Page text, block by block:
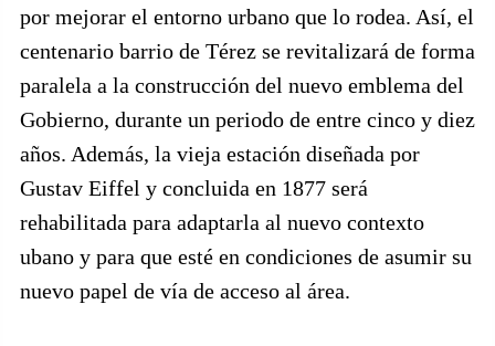
por mejorar el entorno urbano que lo rodea. Así, el
centenario barrio de Térez se revitalizará de forma
paralela a la construcción del nuevo emblema del
Gobierno, durante un periodo de entre cinco y diez
años. Además, la vieja estación diseñada por
Gustav Eiffel y concluida en 1877 será
rehabilitada para adaptarla al nuevo contexto
ubano y para que esté en condiciones de asumir su
nuevo papel de vía de acceso al área.